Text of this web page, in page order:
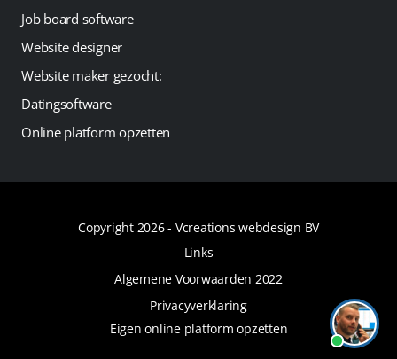
Job board software
Website designer
Website maker gezocht:
Datingsoftware
Online platform opzetten
Copyright 2026 - Vcreations webdesign BV
Links
Algemene Voorwaarden 2022
Privacyverklaring
Eigen online platform opzetten